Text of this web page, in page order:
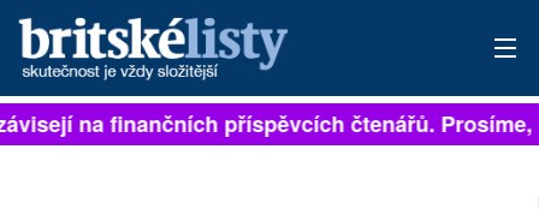
PŘIHLÁSIT
na finančních příspěvcích čtenářů. Prosíme,